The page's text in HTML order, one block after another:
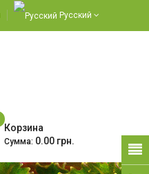
Русский
Корзина
Сумма: 0.00 грн.